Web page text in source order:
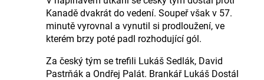
Kanadě dvakrát do vedení. Soupeř však v 57.
minutě vyrovnal a vynutil si prodloužení, ve
kterém brzy poté padl rozhodující gól.
Za český tým se trefili Lukáš Sedlák, David
Pastrňák a Ondřej Palát. Brankář Lukáš Dostál